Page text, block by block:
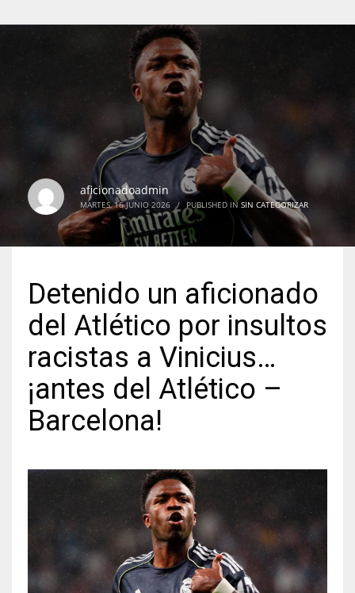
NYJ
IND
34
aficionadoadmin
MARTES, 16 JUNIO 2026 / PUBLISHED IN SIN CATEGORIZAR
Detenido un aficionado
del Atlético por insultos
racistas a Vinicius…
¡antes del Atlético –
Barcelona!